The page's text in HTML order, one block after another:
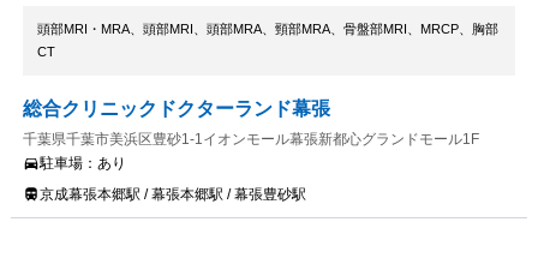
頭部MRI・MRA、頭部MRI、頭部MRA、頸部MRA、骨盤部MRI、MRCP、胸部
CT
総合クリニックドクターランド幕張
千葉県千葉市美浜区豊砂1-1イオンモール幕張新都心グランドモール1F
駐車場： あり
京成幕張本郷駅 / 幕張本郷駅 / 幕張豊砂駅